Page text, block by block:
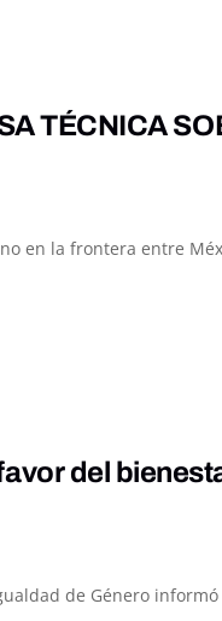
TÉCNICA
en la frontera entre
del
de Género